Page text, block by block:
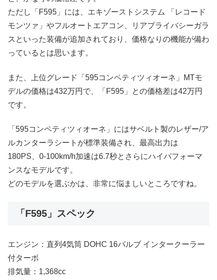
ただし「F595」には、エキゾーストシステム 「レコード
モンツァ」やフルオートエアコン、リアプライバシーガラ
スといった装備が追加されており、価格なりの機能が備わ
っているとは思います。
また、上位グレード「595コンペティツィオーネ」MTモ
デルの価格は432万円で、「F595」との価格差は42万円
です。
「595コンペティツィオーネ」にはサベルト製のレザー/ア
ルカンターラシートが標準装備され、最高出力は
180PS、0-100km/h加速は6.7秒とさらにハイパフォーマ
ンスなモデルです。
どのモデルを選ぶかは、非常に悩ましいところですね。
「F595」スペック
エンジン：直列4気筒 DOHC 16バルブ インタークーラー
付ターボ
排気量：1,368cc